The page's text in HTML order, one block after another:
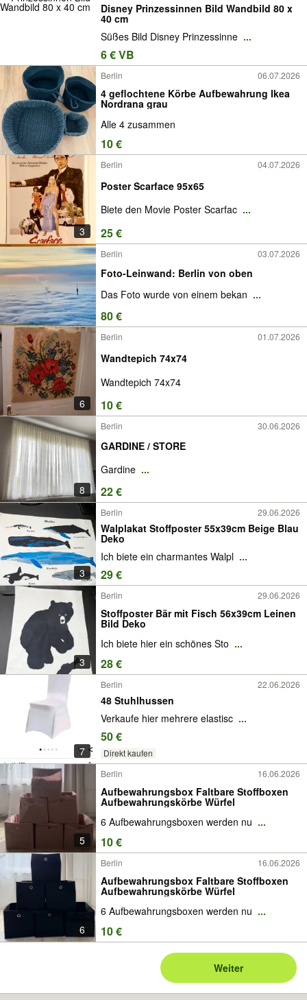
Disney Prinzessinnen Bild Wandbild 80 x
40 cm
Süßes Bild Disney Prinzessinne ...
6 € VB
Berlin 06.07.2026
4 geflochtene Körbe Aufbewahrung Ikea
Nordrana grau
Alle 4 zusammen
10 €
3
Berlin 04.07.2026
Poster Scarface 95x65
Biete den Movie Poster Scarfac ...
25 €
Berlin 03.07.2026
Foto-Leinwand: Berlin von oben
Das Foto wurde von einem bekan ...
80 €
6
Berlin 01.07.2026
Wandtepich 74x74
Wandtepich 74x74
10 €
8
Berlin 30.06.2026
GARDINE / STORE
Gardine ...
22 €
3
Berlin 29.06.2026
Walplakat Stoffposter 55x39cm Beige Blau
Deko
Ich biete ein charmantes Walpl ...
29 €
3
Berlin 29.06.2026
Stoffposter Bär mit Fisch 56x39cm Leinen
Bild Deko
Ich biete hier ein schönes Sto ...
28 €
7
Berlin 22.06.2026
48 Stuhlhussen
Verkaufe hier mehrere elastisc ...
50 €
Direkt kaufen
5
Berlin 16.06.2026
Aufbewahrungsbox Faltbare Stoffboxen
Aufbewahrungskörbe Würfel
6 Aufbewahrungsboxen werden nu ...
10 €
6
Berlin 16.06.2026
Aufbewahrungsbox Faltbare Stoffboxen
Aufbewahrungskörbe Würfel
6 Aufbewahrungsboxen werden nu ...
10 €
Weiter